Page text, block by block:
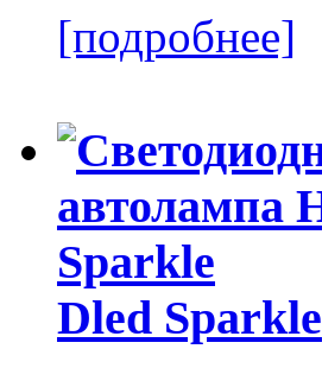
[подробнее]
Dled Sparkle